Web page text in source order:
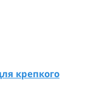
крепкого